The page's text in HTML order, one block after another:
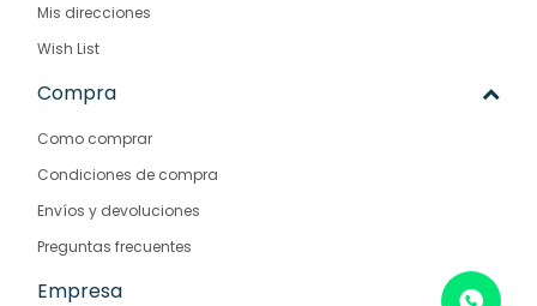
Mis direcciones
Wish List
Compra
Como comprar
Condiciones de compra
Envíos y devoluciones
Preguntas frecuentes
Empresa